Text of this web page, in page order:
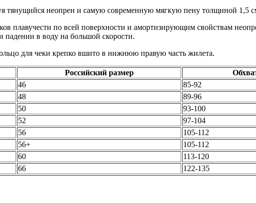
тянущийся неопрен и самую современную мягкую пену толщиной 1,5
плавучести по всей поверхности и амортизирующим свойствам
падении в воду на большой скорости.
для чеки крепко вшито в нижнюю правую часть жилета.
Российский размер
46 85-92
48 89-96
50 93-100
52 97-104
56 105-112
56+ 105-112
60 113-120
66 122-135